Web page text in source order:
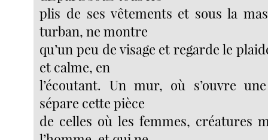
plis de ses vêtements et sous la
turban, ne montre
qu’un peu de visage et regarde le
et calme, en
l’écoutant. Un mur, où s’ouvre
sépare cette pièce
de celles où les femmes, créatures